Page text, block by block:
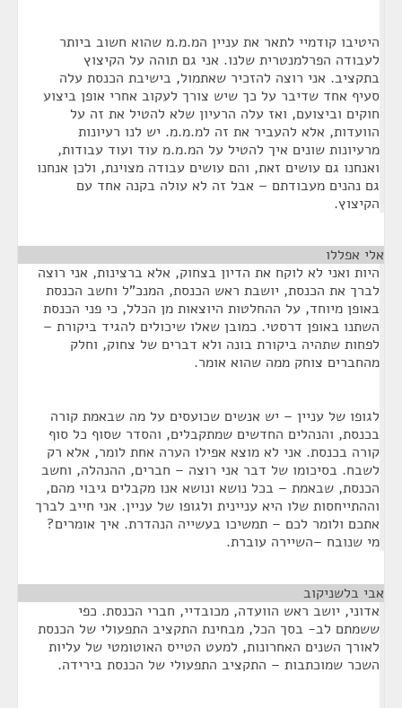
היטיבו קודמיי לתאר את עניין המ.מ.מ שהוא חשוב ביותר
לעבודה הפרלמנטרית שלנו. אני גם תוהה על הקיצוץ
בתקציב. אני רוצה להזכיר שאתמול, בישיבת הכנסת עלה
סעיף אחד שדיבר על כך שיש צורך לעקוב אחרי אופן ביצוע
חוקים וביצועם, ואז עלה הרעיון שלא להטיל את זה על
הוועדות, אלא להעביר את זה למ.מ.מ. יש לנו רעיונות
מרעיונות שונים איך להטיל על המ.מ.מ עוד ועוד עבודות,
ואנחנו גם עושים זאת, והם עושים עבודה מצוינת, ולכן אנחנו
גם נהנים מעבודתם – אבל זה לא עולה בקנה אחד עם
הקיצוץ.
אלי אפללו
היות ואני לא לוקח את הדיון בצחוק, אלא ברצינות, אני רוצה
לברך את הכנסת, יושבת ראש הכנסת, המנכ"ל וחשב הכנסת
באופן מיוחד, על ההחלטות היוצאות מן הכלל, כי פני הכנסת
השתנו באופן דרסטי. כמובן שאלו שיכולים להגיד ביקורת –
לפחות שתהיה ביקורת בונה ולא דברים של צחוק, וחלק
מהחברים צוחק ממה שהוא אומר.
לגופו של עניין – יש אנשים שכועסים על מה שבאמת קורה
בכנסת, והנהלים החדשים שמתקבלים, והסדר שסוף כל סוף
קורה בכנסת. אני לא מוצא אפילו הערה אחת לומר, אלא רק
לשבח. בסיכומו של דבר אני רוצה – חברים, ההנהלה, וחשב
הכנסת, שבאמת – בכל נושא ונושא אנו מקבלים גיבוי מהם,
וההתייחסות שלו היא עניינית ולגופו של עניין. אני חייב לברך
אתכם ולומר לכם – תמשיכו בעשייה הנהדרת. איך אומרים?
מי שנובח –השיירה עוברת.
אבי בלשניקוב
אדוני, יושב ראש הוועדה, מכובדיי, חברי הכנסת. כפי
ששמתם לב- בסך הכל, מבחינת התקציב התפעולי של הכנסת
לאורך השנים האחרונות, למעט הטייס האוטומטי של עליות
השכר שמוכתבות – התקציב התפעולי של הכנסת בירידה.